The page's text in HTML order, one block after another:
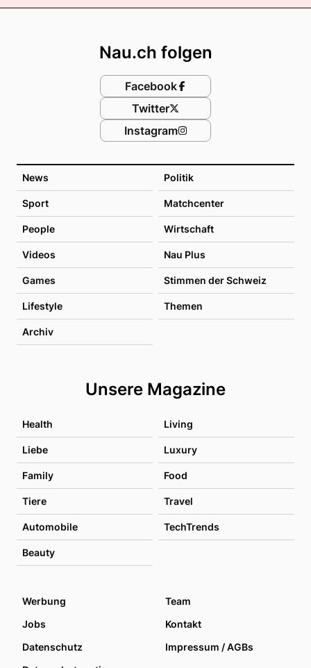
News Politik
Sport Matchcenter
People Wirtschaft
Videos Nau Plus
Games Stimmen der Schweiz
Lifestyle Themen
Archiv
Unsere Magazine
Health Living
Liebe Luxury
Family Food
Tiere Travel
Automobile TechTrends
Beauty
Nau.ch folgen
Facebook
Twitter
Instagram
Werbung
Team
Jobs
Kontakt
Datenschutz
Impressum / AGBs